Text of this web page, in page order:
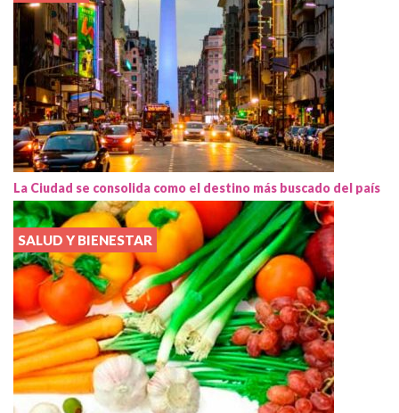
La Ciudad se consolida como el destino más buscado del país
SALUD Y BIENESTAR